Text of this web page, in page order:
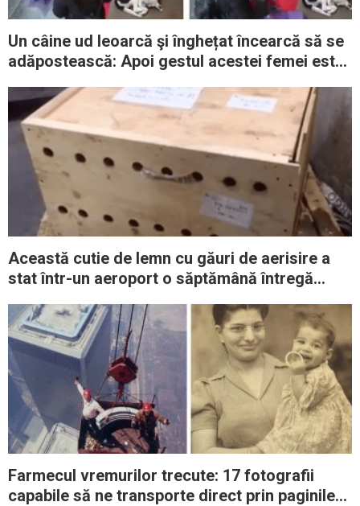
Un câine ud leoarcă şi înghețat încearcă să se
adăpostească: Apoi gestul acestei femei este
Această cutie de lemn cu găuri de aerisire a
stat într-un aeroport o săptămână întregă
Farmecul vremurilor trecute: 17 fotografii
capabile să ne transporte direct prin paginile